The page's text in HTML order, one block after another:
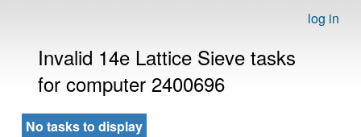
log in
Invalid 14e Lattice Sieve tasks
for computer 2400696
No tasks to display